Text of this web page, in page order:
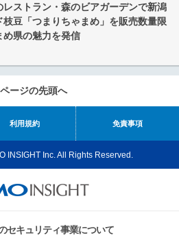
レストラン・森のビアガーデンで新潟
枝豆「つまりちゃまめ」を販売数量限
め県の魅力を発信
ページの先頭へ
利用規約 免責事項
INSIGHT Inc. All Rights Reserved.
セキュリティ事業について